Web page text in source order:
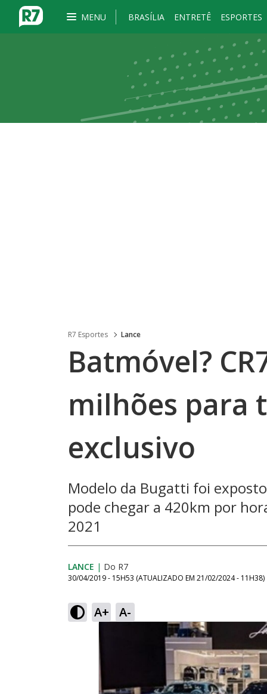
MENU BRASÍLIA ENTRETÊ ESPORTES
R7 Esportes Lance
Batmóvel?
milhões para
exclusivo
Modelo da Bugatti foi
pode chegar a 420km por
2021
LANCE | Do R7
30/04/2019 - 15H53 (ATUALIZADO EM 21/02/2024 - 11H38)
A+ A-